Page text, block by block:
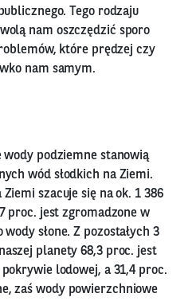
Tego rodzaju
nam oszczędzić sporo
które prędzej czy
nam samym.
wody podziemne stanowią
wód słodkich na Ziemi.
szacuje się na ok. 1 386
proc. jest zgromadzone w
słone. Z pozostałych 3
planety 68,3 proc. jest
lodowej, a 31,4 proc.
zaś wody powierzchniowe